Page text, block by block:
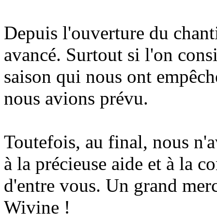
Depuis l'ouverture du
avancé. Surtout si l'on
saison qui nous ont
nous avions prévu.
Toutefois, au final, nous
à la précieuse aide et à la
d'entre vous. Un grand
Wivine !